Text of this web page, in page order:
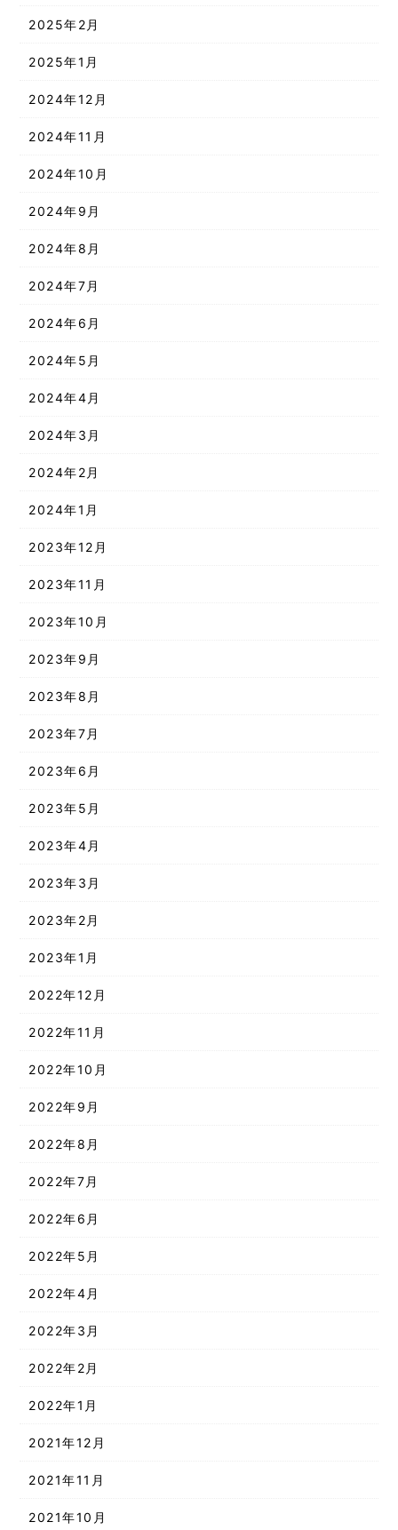
2025年2月
2025年1月
2024年12月
2024年11月
2024年10月
2024年9月
2024年8月
2024年7月
2024年6月
2024年5月
2024年4月
2024年3月
2024年2月
2024年1月
2023年12月
2023年11月
2023年10月
2023年9月
2023年8月
2023年7月
2023年6月
2023年5月
2023年4月
2023年3月
2023年2月
2023年1月
2022年12月
2022年11月
2022年10月
2022年9月
2022年8月
2022年7月
2022年6月
2022年5月
2022年4月
2022年3月
2022年2月
2022年1月
2021年12月
2021年11月
2021年10月